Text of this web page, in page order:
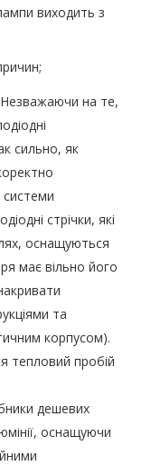
виходить з
Незважаючи на те,
сильно, як
системи
стрічки, які
оснащуються
має вільно його
та
корпусом).
тепловий пробій
дешевих
оснащуючи